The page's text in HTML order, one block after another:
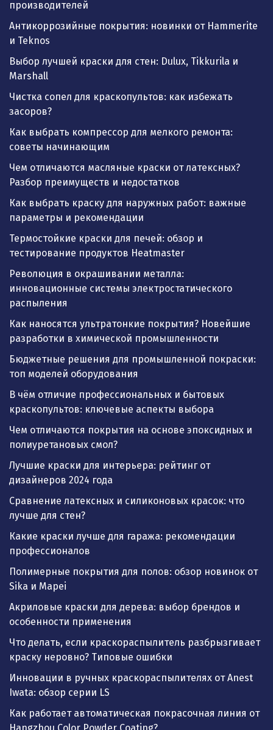
производителей
Антикоррозийные покрытия: новинки от Hammerite
и Teknos
Выбор лучшей краски для стен: Dulux, Tikkurila и
Marshall
Чистка сопел для краскопультов: как избежать
засоров?
Как выбрать компрессор для мелкого ремонта:
советы начинающим
Чем отличаются масляные краски от латексных?
Разбор преимуществ и недостатков
Как выбрать краску для наружных работ: важные
параметры и рекомендации
Термостойкие краски для печей: обзор и
тестирование продуктов Heatmaster
Революция в окрашивании металла:
инновационные системы электростатического
распыления
Как наносятся ультратонкие покрытия? Новейшие
разработки в химической промышленности
Бюджетные решения для промышленной покраски:
топ моделей оборудования
В чём отличие профессиональных и бытовых
краскопультов: ключевые аспекты выбора
Чем отличаются покрытия на основе эпоксидных и
полиуретановых смол?
Лучшие краски для интерьера: рейтинг от
дизайнеров 2024 года
Сравнение латексных и силиконовых красок: что
лучше для стен?
Какие краски лучше для гаража: рекомендации
профессионалов
Полимерные покрытия для полов: обзор новинок от
Sika и Mapei
Акриловые краски для дерева: выбор брендов и
особенности применения
Что делать, если краскораспылитель разбрызгивает
краску неровно? Типовые ошибки
Инновации в ручных краскораспылителях от Anest
Iwata: обзор серии LS
Как работает автоматическая покрасочная линия от
Hangzhou Color Powder Coating?